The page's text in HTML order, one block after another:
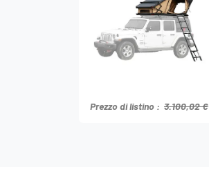
Prezzo di listino : 3.100,02 €